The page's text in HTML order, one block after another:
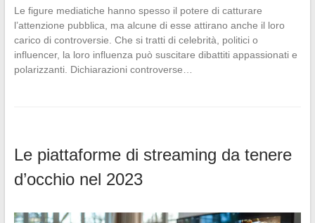
Le figure mediatiche hanno spesso il potere di catturare
l’attenzione pubblica, ma alcune di esse attirano anche il loro
carico di controversie. Che si tratti di celebrità, politici o
influencer, la loro influenza può suscitare dibattiti appassionati e
polarizzanti. Dichiarazioni controverse…
Le piattaforme di streaming da tenere
d’occhio nel 2023